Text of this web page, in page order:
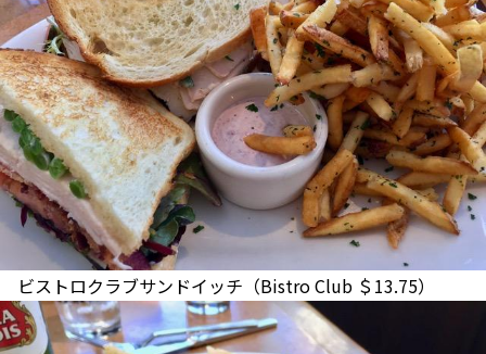
ビストロクラブサンドイッチ（Bistro Club ＄13.75）